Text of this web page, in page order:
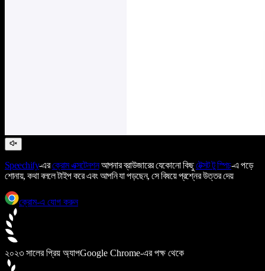
Speechify-এরক্রোম এক্সটেনশনআপনার ব্রাউজারের যেকোনো কিছুটেক্সট টু স্পিচ-এ পড়ে
শোনায়, কথা বললে টাইপ করে এবং আপনি যা পড়ছেন, সে বিষয়ে প্রশ্নের উত্তর দেয়
ক্রোম-এ যোগ করুন
২০২৩ সালের প্রিয় অ্যাপGoogle Chrome-এর পক্ষ থেকে